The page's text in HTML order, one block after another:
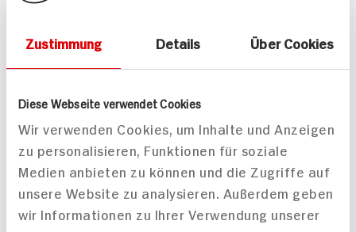
Zustimmung Details Über Cookies
Diese Webseite verwendet Cookies
Wir verwenden Cookies, um Inhalte und Anzeigen
zu personalisieren, Funktionen für soziale
Medien anbieten zu können und die Zugriffe auf
unsere Website zu analysieren. Außerdem geben
wir Informationen zu Ihrer Verwendung unserer
Himbeer-
Maronenschnitte für 2
Roter Wels mit